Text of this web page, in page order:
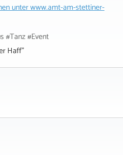
unterwww.amt-am-stettiner-
#Tanz #Event
Haff"